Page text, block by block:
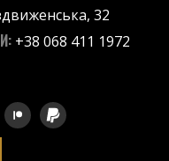
32
+38 068 411 1972